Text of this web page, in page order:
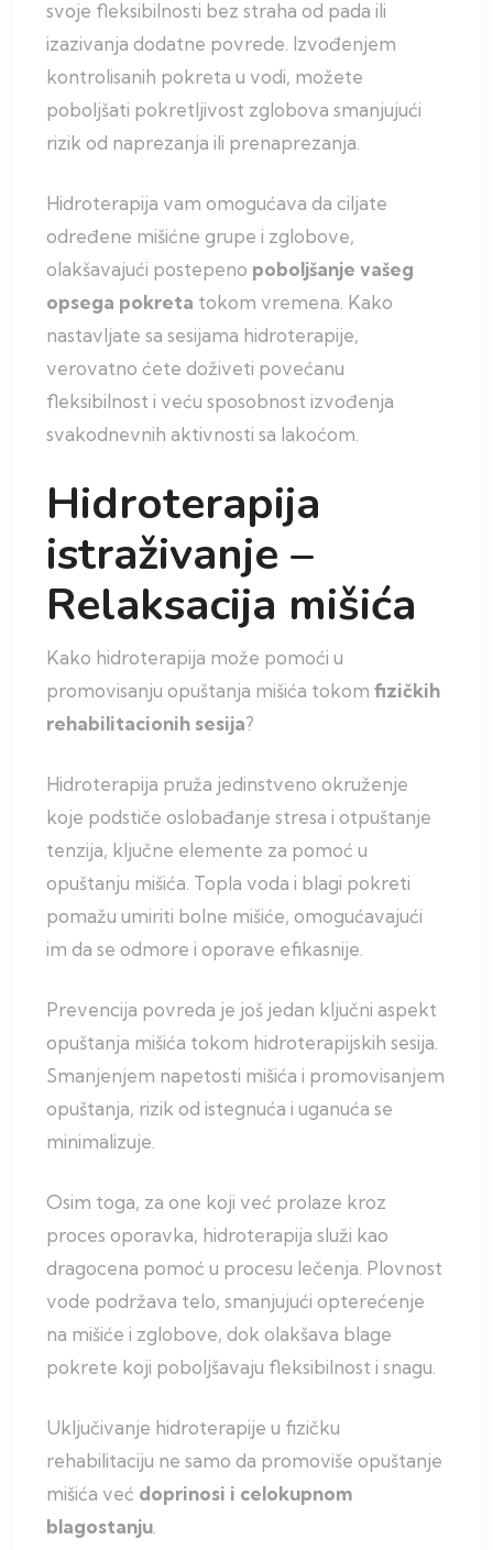
svoje fleksibilnosti bez straha od pada ili
izazivanja dodatne povrede. Izvođenjem
kontrolisanih pokreta u vodi, možete
poboljšati pokretljivost zglobova smanjujući
rizik od naprezanja ili prenaprezanja.
Hidroterapija vam omogućava da ciljate
određene mišićne grupe i zglobove,
olakšavajući postepeno poboljšanje vašeg
opsega pokreta tokom vremena. Kako
nastavljate sa sesijama hidroterapije,
verovatno ćete doživeti povećanu
fleksibilnost i veću sposobnost izvođenja
svakodnevnih aktivnosti sa lakoćom.
Hidroterapija
istraživanje –
Relaksacija mišića
Kako hidroterapija može pomoći u
promovisanju opuštanja mišića tokom fizičkih
rehabilitacionih sesija?
Hidroterapija pruža jedinstveno okruženje
koje podstiče oslobađanje stresa i otpuštanje
tenzija, ključne elemente za pomoć u
opuštanju mišića. Topla voda i blagi pokreti
pomažu umiriti bolne mišiće, omogućavajući
im da se odmore i oporave efikasnije.
Prevencija povreda je još jedan ključni aspekt
opuštanja mišića tokom hidroterapijskih sesija.
Smanjenjem napetosti mišića i promovisanjem
opuštanja, rizik od istegnuća i uganuća se
minimalizuje.
Osim toga, za one koji već prolaze kroz
proces oporavka, hidroterapija služi kao
dragocena pomoć u procesu lečenja. Plovnost
vode podržava telo, smanjujući opterećenje
na mišiće i zglobove, dok olakšava blage
pokrete koji poboljšavaju fleksibilnost i snagu.
Uključivanje hidroterapije u fizičku
rehabilitaciju ne samo da promoviše opuštanje
mišića već doprinosi i celokupnom
blagostanju